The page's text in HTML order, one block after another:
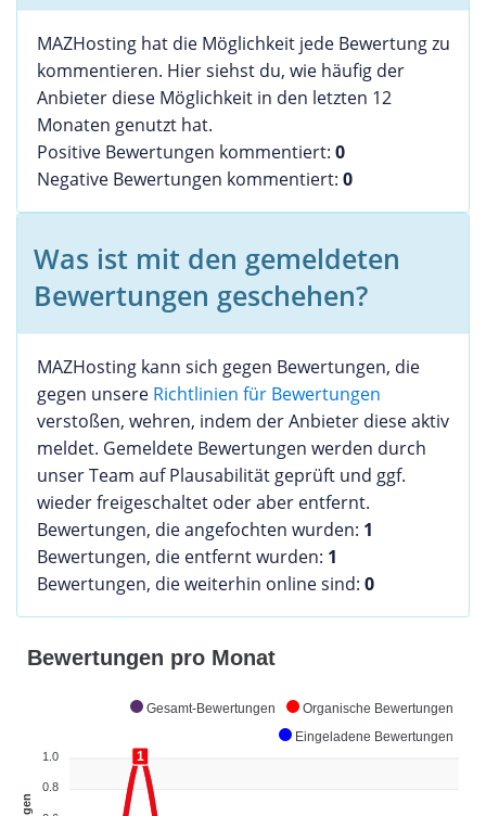
MAZHosting hat die Möglichkeit jede Bewertung zu
kommentieren. Hier siehst du, wie häufig der
Anbieter diese Möglichkeit in den letzten 12
Monaten genutzt hat.
Positive Bewertungen kommentiert: 0
Negative Bewertungen kommentiert: 0
Was ist mit den gemeldeten
Bewertungen geschehen?
MAZHosting kann sich gegen Bewertungen, die
gegen unsere Richtlinien für Bewertungen
verstoßen, wehren, indem der Anbieter diese aktiv
meldet. Gemeldete Bewertungen werden durch
unser Team auf Plausabilität geprüft und ggf.
wieder freigeschaltet oder aber entfernt.
Bewertungen, die angefochten wurden: 1
Bewertungen, die entfernt wurden: 1
Bewertungen, die weiterhin online sind: 0
Gesamt-Bewertungen
Organische Bewertungen
Eingeladene Bewertungen
Bewertungen pro Monat
1.0
0.8
1
1